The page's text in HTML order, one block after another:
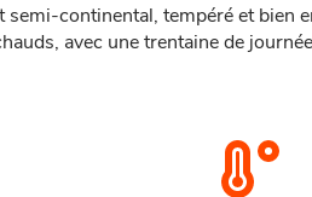
continental, tempéré et bien
avec une trentaine de